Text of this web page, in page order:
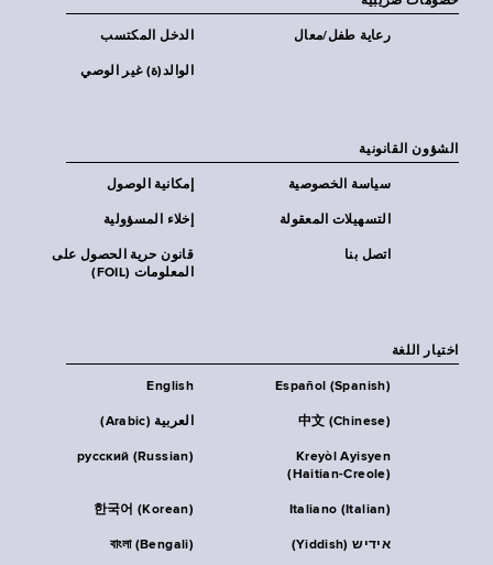
الدخل المكتسب رعاية طفل/معال
الوالد(ة) غير الوصي
الشؤون القانونية
إمكانية الوصول سياسة الخصوصية
إخلاء المسؤولية التسهيلات المعقولة
قانون حرية الحصول على
المعلومات (FOIL)
اتصل بنا
اختيار اللغة
English Español (Spanish)
العربية (Arabic) 中文 (Chinese)
русский (Russian)
Kreyòl Ayisyen
(Haitian-Creole)
한국어 (Korean) Italiano (Italian)
বাংলা (Bengali) אידיש (Yiddish)